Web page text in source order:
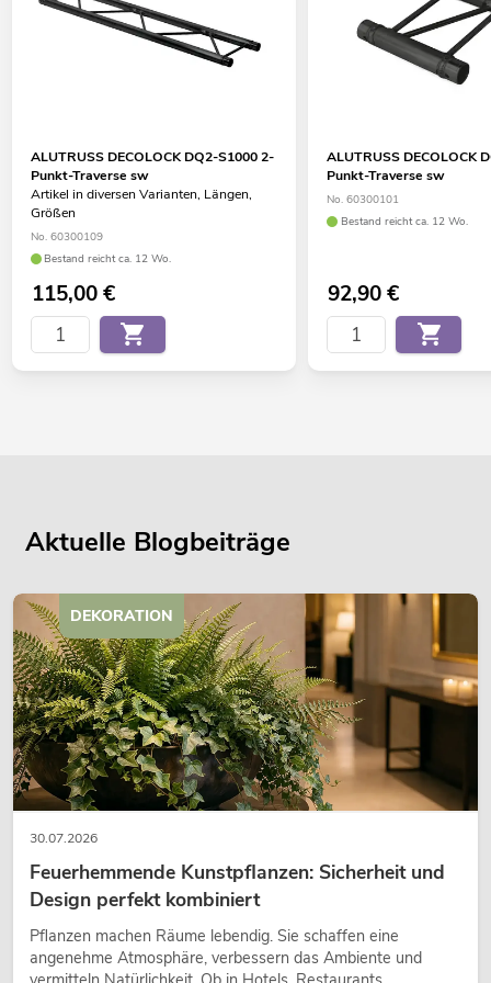
ALUTRUSS DECOLOCK DQ2-S1000 2-
Punkt-Traverse sw
Artikel in diversen Varianten, Längen,
Größen
No. 60300109
Bestand reicht ca. 12 Wo.
115,00€
ALUTRUSS DECOLOCK
Punkt-Traverse sw
No. 60300101
Bestand reicht ca. 12 Wo.
92,90€
Aktuelle Blogbeiträge
30.07.2026
Feuerhemmende Kunstpflanzen: Sicherheit und
Design perfekt kombiniert
Pflanzen machen Räume lebendig. Sie schaffen eine
angenehme Atmosphäre, verbessern das Ambiente und
DEKORATION